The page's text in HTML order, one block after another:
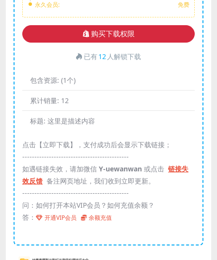
永久会员: 免费
购买下载权限
已有12 人解锁下载
包含资源: (1个)
累计销量: 12
标题: 这里是描述内容
点击【立即下载】，支付成功后会显示下载链接；
--------------------------------------------
如遇链接失效，请加微信 Y-uewanwan 或点击 链接失
效反馈 备注网页地址，我们收到立即更新。
--------------------------------------------
问：如何打开本站VIP会员？如何充值余额？
答：
开通VIP会员 余额充值